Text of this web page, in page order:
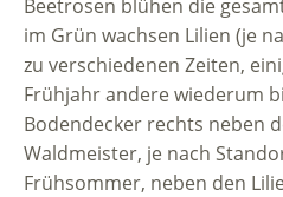
Beetrosen blühen die
im Grün wachsen Lilien (je
zu verschiedenen Zeiten,
Frühjahr andere wiederum
Bodendecker rechts neben
Waldmeister, je nach
Frühsommer, neben den